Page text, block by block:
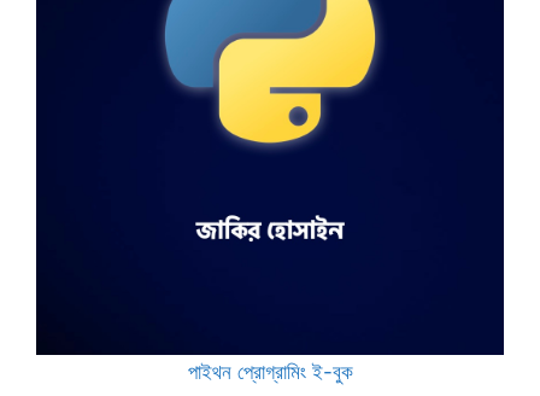
পাইথন প্রোগ্রামিং ই-বুক